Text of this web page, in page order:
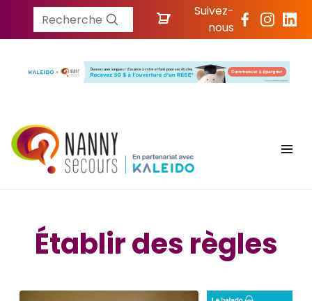
Recherche
Suivez-
nous
Établir des règles